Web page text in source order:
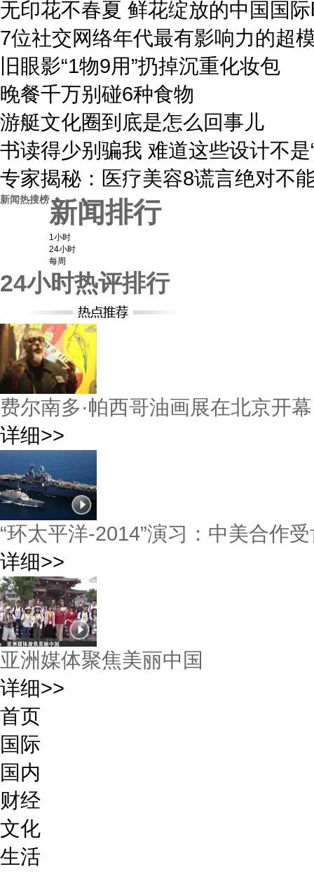
无印花不春夏 鲜花绽放的中国国
7位社交网络年代最有影响力的超
旧眼影“1物9用”扔掉沉重化妆包
晚餐千万别碰6种食物
游艇文化圈到底是怎么回事儿
书读得少别骗我 难道这些设计不是
专家揭秘：医疗美容8谎言绝对不
新闻热搜榜新闻排行
1小时
24小时
每周
24小时热评排行
费尔南多·帕西哥油画展在北京开幕
详细>>
“环太平洋-2014”演习：中美合作
详细>>
亚洲媒体聚焦美丽中国
详细>>
首页
国际
国内
财经
文化
生活